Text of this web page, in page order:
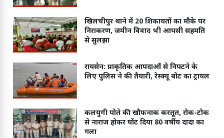
खिलचीपुर थाने में 20 शिकायतों का मौके पर
निराकरण, जमीन विवाद भी आपसी सहमति
से सुलझा
रायसेन: प्राकृतिक आपदाओं से निपटने के
लिए पुलिस ने की तैयारी, रेस्क्यू बोट का ट्रायल
कलयुगी पोते की खौफनाक करतूत, रोक-टोक
से नाराज होकर घोंट दिया 80 वर्षीय दादा का
गला